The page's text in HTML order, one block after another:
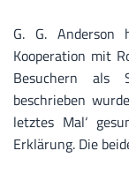
G. G.
Kooperation mit
Besuchern als
beschrieben
letztes Mal‘
Erklärung. Die